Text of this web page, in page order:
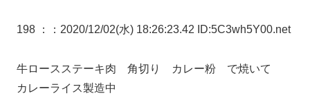
198 ： ：2020/12/02(水) 18:26:23.42 ID:5C3wh5Y00.net
牛ロースステーキ肉 角切り カレー粉 で焼いて
カレーライス製造中